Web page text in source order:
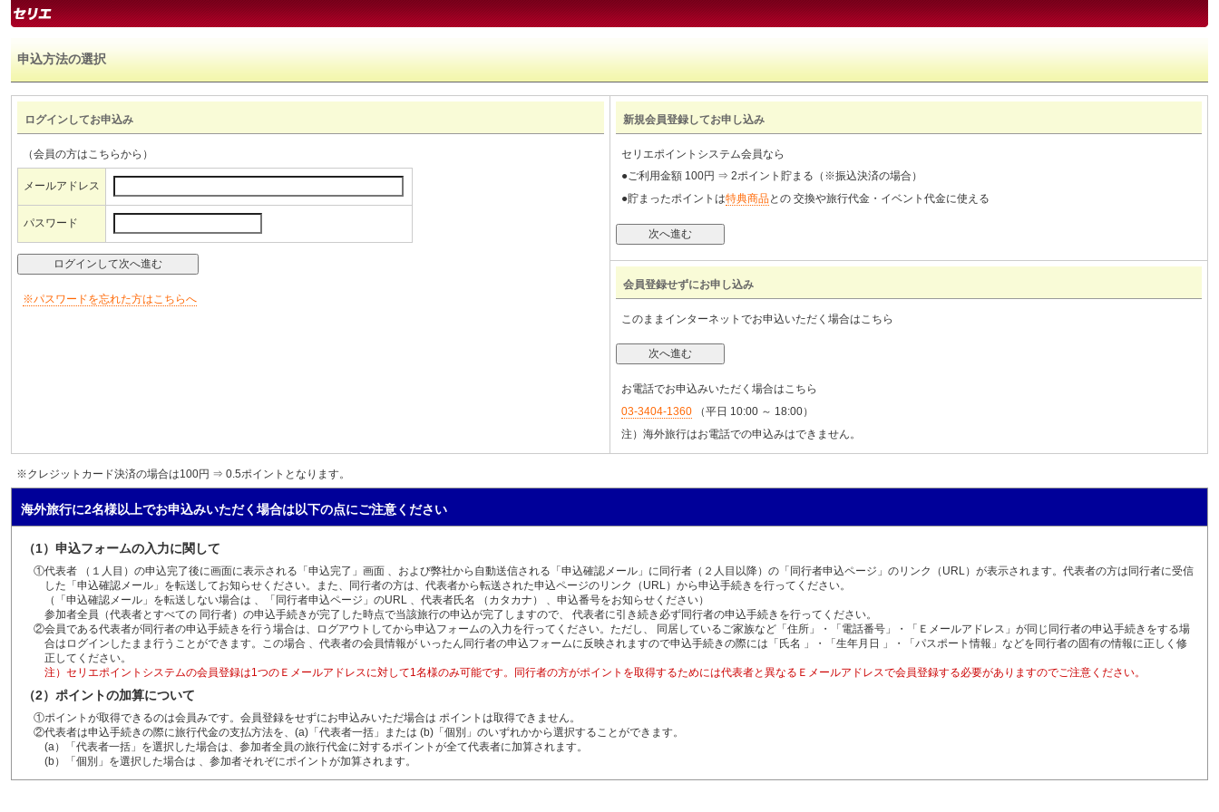
申込方法の選択
ログインしてお申込み
（会員の方はこちらから）
メールアドレス
パスワード
※パスワードを忘れた方はこちらへ
新規会員登録してお申し込み
セリエポイントシステム会員なら
●ご利用金額 100円 ⇒ 2ポイント貯まる（※振込決済の場合）
●貯まったポイントは特典商品との 交換や旅行代金・イベント代金に使える
会員登録せずにお申し込み
このままインターネットでお申込いただく場合はこちら
お電話でお申込みいただく場合はこちら
03-3404-1360 （平日 10:00 ～ 18:00）
注）海外旅行はお電話での申込みはできません。
※クレジットカード決済の場合は100円 ⇒ 0.5ポイントとなります。
海外旅行に2名様以上でお申込みいただく場合は以下の点にご注意ください
（1）申込フォームの入力に関して
①代表者 （１人目）の申込完了後に画面に表示される「申込完了」画面 、および弊社から自動送信される「申込確認メール」に同行者（２人目以降）の「同行者申込ページ」のリンク（URL）が表示されます。代表者の方は同行者に受信
した「申込確認メール」を転送してお知らせください。また、同行者の方は、代表者から転送された申込ページのリンク（URL）から申込手続きを行ってください。
（「申込確認メール」を転送しない場合は 、「同行者申込ページ」のURL 、代表者氏名 （カタカナ） 、申込番号をお知らせください）
参加者全員（代表者とすべての 同行者）の申込手続きが完了した時点で当該旅行の申込が完了しますので、 代表者に引き続き必ず同行者の申込手続きを行ってください。
②会員である代表者が同行者の申込手続きを行う場合は、ログアウトしてから申込フォームの入力を行ってください。ただし、 同居しているご家族など「住所」・「電話番号」・「Ｅメールアドレス」が同じ同行者の申込手続きをする場
合はログインしたまま行うことができます。この場合 、代表者の会員情報が いったん同行者の申込フォームに反映されますので申込手続きの際には「氏名 」・「生年月日 」・「パスポート情報」などを同行者の固有の情報に正しく修
正してください。
注）セリエポイントシステムの会員登録は1つのＥメールアドレスに対して1名様のみ可能です。同行者の方がポイントを取得するためには代表者と異なるＥメールアドレスで会員登録する必要がありますのでご注意ください。
（2）ポイントの加算について
①ポイントが取得できるのは会員みです。会員登録をせずにお申込みいただ場合は ポイントは取得できません。
②代表者は申込手続きの際に旅行代金の支払方法を、(a)「代表者一括」または (b)「個別」のいずれかから選択することができます。
(a）「代表者一括」を選択した場合は、参加者全員の旅行代金に対するポイントが全て代表者に加算されます。
(b）「個別」を選択した場合は 、参加者それぞにポイントが加算されます。